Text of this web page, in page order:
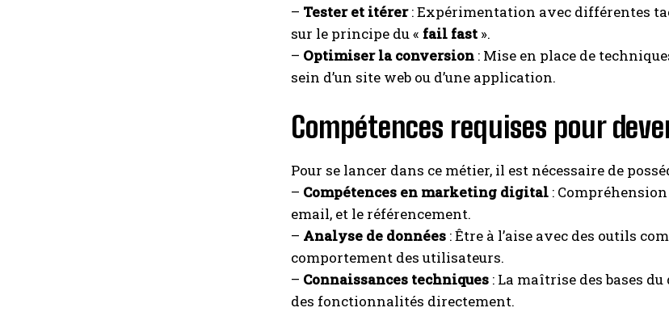
– Tester et itérer: Expérimentation avec différentes
sur le principe du « fail fast ».
– Optimiser la conversion : Mise en place de
sein d’un site web ou d’une application.
Compétences requises pour
Pour se lancer dans ce métier, il est nécessaire de
– Compétences en marketing digital :
email, et le référencement.
– Analyse de données : Être à l’aise avec des outils
comportement des utilisateurs.
– Connaissances techniques : La maîtrise des bases
des fonctionnalités directement.